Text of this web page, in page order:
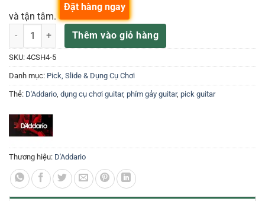
và tận tâm.
Móng gảy đàn guitar 4CSH4-5 D'Addario của Mỹ số lượng
Thêm vào giỏ hàng
Đặt hàng ngay
SKU: 4CSH4-5
Danh mục: Pick, Slide & Dụng Cụ Chơi
Thẻ: D'Addario dụng cụ chơi guitar, phím gảy guitar, pick guitar
Thương hiệu: D'Addario